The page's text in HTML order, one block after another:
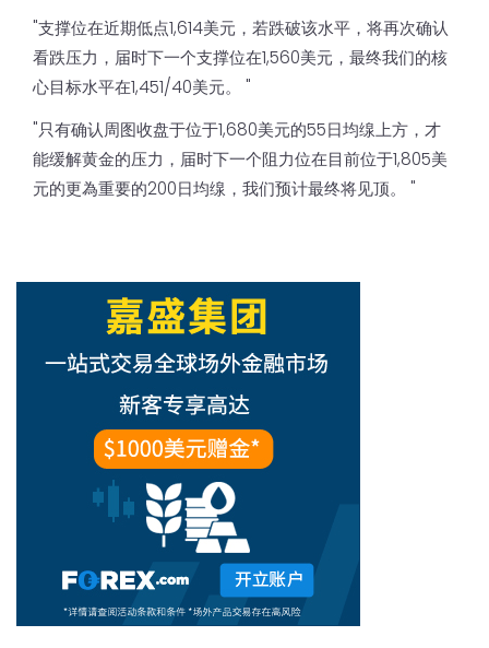
"支撑位在近期低点1,614美元，若跌破该水平，将再次确认
看跌压力，届时下一个支撑位在1,560美元，最终我们的核
心目标水平在1,451/40美元。 "
"只有确认周图收盘于位于1,680美元的55日均缐上方，才
能缓解黄金的压力，届时下一个阻力位在目前位于1,805美
元的更為重要的200日均缐，我们预计最终将见顶。 "